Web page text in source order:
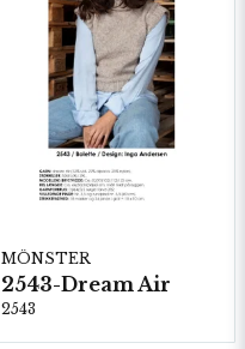
MÖNSTER
2543-Dream Air
2543